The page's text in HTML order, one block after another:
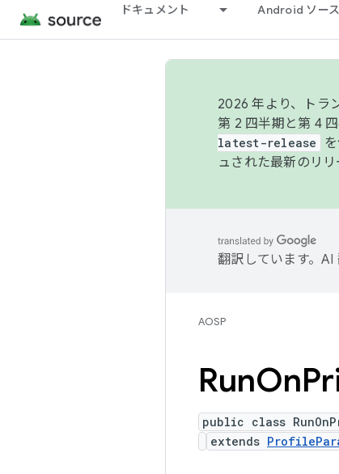
ドキュメント Android ソー
2026 年より、トラ
第 2 四半期と第 4
latest-release
ュされた最新のリリ
翻訳しています。AI
AOSP
RunOn
public class
extends